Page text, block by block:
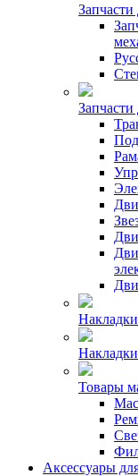
Запчасти
Товары
Аксессуары